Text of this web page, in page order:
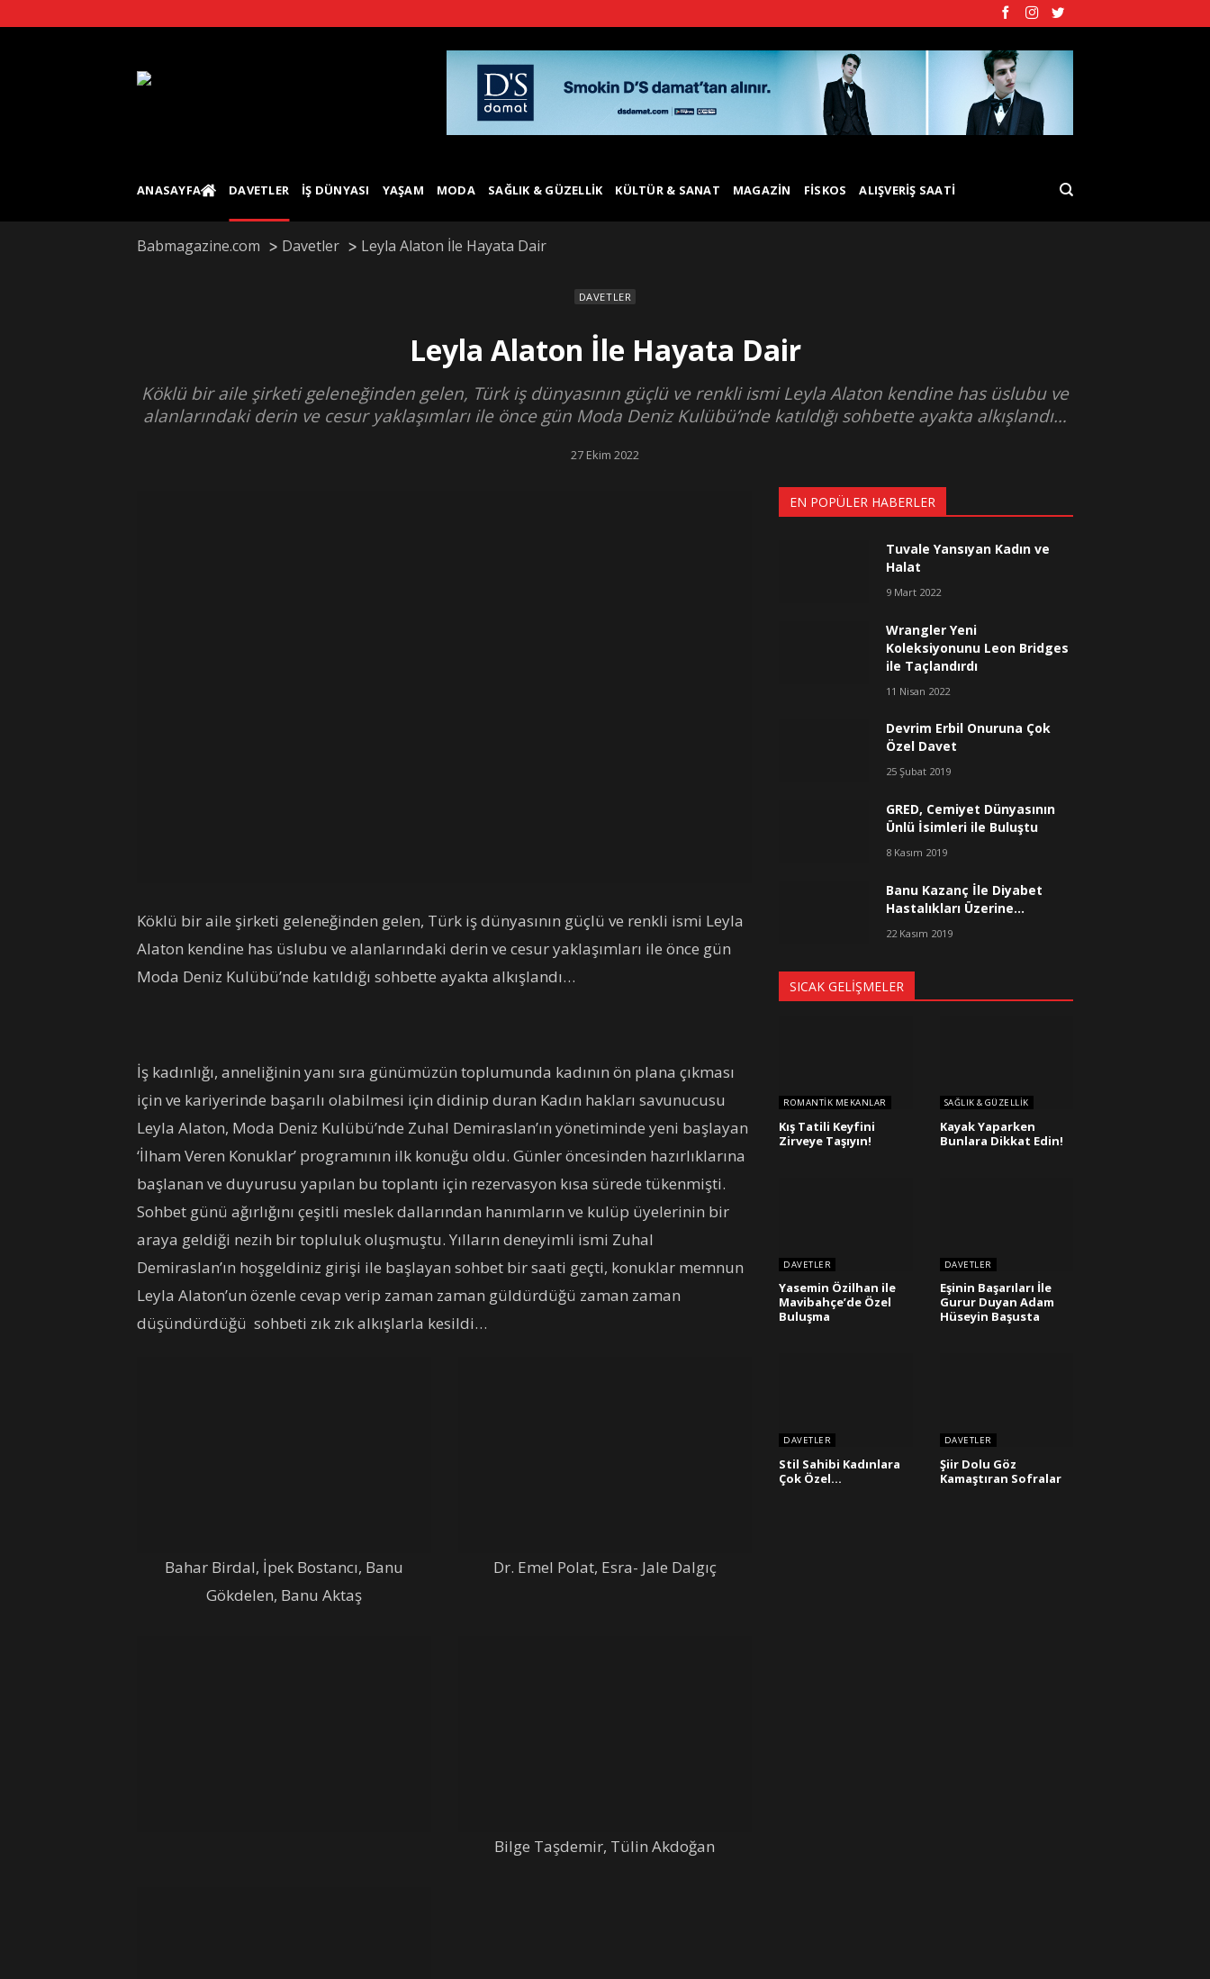
to
ANASAYFA DAVETLER İŞ DÜNYASI YAŞAM MODA SAĞLIK & GÜZELLIK KÜLTÜR & SANAT MAGAZIN FISKOS ALIŞVERIŞ SAATI
Babmagazine.com Davetler Leyla Alaton İle Hayata Dair
DAVETLER
Leyla Alaton İle Hayata Dair
Köklü bir aile şirketi geleneğinden gelen, Türk iş dünyasının güçlü ve renkli ismi Leyla Alaton kendine has üslubu ve
alanlarındaki derin ve cesur yaklaşımları ile önce gün Moda Deniz Kulübü’nde katıldığı sohbette ayakta alkışlandı…
27 Ekim 2022
Köklü bir aile şirketi geleneğinden gelen, Türk iş dünyasının güçlü ve renkli ismi Leyla
Alaton kendine has üslubu ve alanlarındaki derin ve cesur yaklaşımları ile önce gün
Moda Deniz Kulübü’nde katıldığı sohbette ayakta alkışlandı…
İş kadınlığı, anneliğinin yanı sıra günümüzün toplumunda kadının ön plana çıkması
için ve kariyerinde başarılı olabilmesi için didinip duran Kadın hakları savunucusu
Leyla Alaton, Moda Deniz Kulübü’nde Zuhal Demiraslan’ın yönetiminde yeni başlayan
‘İlham Veren Konuklar’ programının ilk konuğu oldu. Günler öncesinden hazırlıklarına
başlanan ve duyurusu yapılan bu toplantı için rezervasyon kısa sürede tükenmişti.
Sohbet günü ağırlığını çeşitli meslek dallarından hanımların ve kulüp üyelerinin bir
araya geldiği nezih bir topluluk oluşmuştu. Yılların deneyimli ismi Zuhal
Demiraslan’ın hoşgeldiniz girişi ile başlayan sohbet bir saati geçti, konuklar memnun
Leyla Alaton’un özenle cevap verip zaman zaman güldürdüğü zaman zaman
düşündürdüğü sohbeti zık zık alkışlarla kesildi…
Bahar Birdal, İpek Bostancı, Banu
Gökdelen, Banu Aktaş
Dr. Emel Polat, Esra- Jale Dalgıç
Bilge Taşdemir, Tülin Akdoğan
EN POPÜLER HABERLER
Tuvale Yansıyan Kadın ve
Halat
9 Mart 2022
Wrangler Yeni
Koleksiyonunu Leon Bridges
ile Taçlandırdı
11 Nisan 2022
Devrim Erbil Onuruna Çok
Özel Davet
25 Şubat 2019
GRED, Cemiyet Dünyasının
Ünlü İsimleri ile Buluştu
8 Kasım 2019
Banu Kazanç İle Diyabet
Hastalıkları Üzerine…
22 Kasım 2019
SICAK GELIŞMELER
ROMANTIK MEKANLAR
Kış Tatili Keyfini
Zirveye Taşıyın!
SAĞLIK & GÜZELLIK
Kayak Yaparken
Bunlara Dikkat Edin!
DAVETLER
Yasemin Özilhan ile
Mavibahçe’de Özel
Buluşma
DAVETLER
Eşinin Başarıları İle
Gurur Duyan Adam
Hüseyin Başusta
DAVETLER
Stil Sahibi Kadınlara
Çok Özel…
DAVETLER
Şiir Dolu Göz
Kamaştıran Sofralar